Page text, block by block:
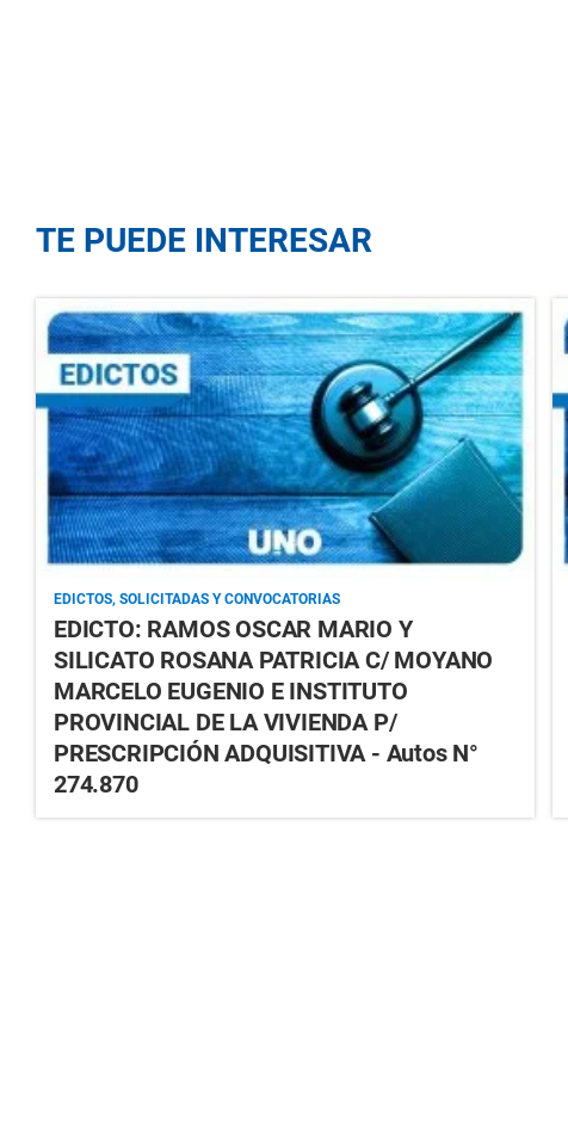
TE PUEDE INTERESAR
EDICTOS, SOLICITADAS Y CONVOCATORIAS
EDICTO: RAMOS OSCAR MARIO Y
SILICATO ROSANA PATRICIA C/ MOYANO
MARCELO EUGENIO E INSTITUTO
PROVINCIAL DE LA VIVIENDA P/
PRESCRIPCIÓN ADQUISITIVA - Autos N°
274.870